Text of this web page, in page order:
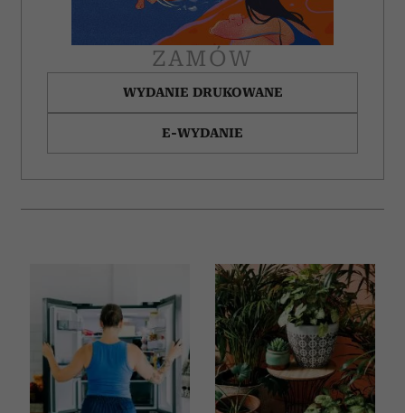
ZAMÓW
WYDANIE DRUKOWANE
E-WYDANIE